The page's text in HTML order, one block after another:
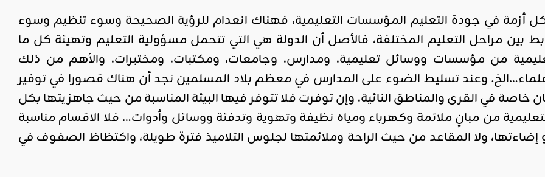
أزمة في جودة التعليم المؤسسات التعليمية، فهناك انعدام للرؤية الصحيحة وسوء تنظيم وسوء
بين مراحل التعليم المختلفة، فالأصل أن الدولة هي التي تتحمل مسؤولية التعليم وتهيئة كل ما
من مؤسسات ووسائل تعليمية، ومدارس، وجامعات، ومكتبات، ومختبرات، والأهم من ذلك
وعند تسليط الضوء على المدارس في معظم بلاد المسلمين نجد أن هناك قصورا في توفير
في القرى والمناطق النائية، وإن توفرت فلا تتوفر فيها البيئة المناسبة من حيث جاهزيتها بكل
من مبانٍ ملائمة وكهرباء ومياه نظيفة وتهوية وتدفئة ووسائل وأدوات… فلا الاقسام مناسبة
ولا المقاعد من حيث الراحة وملائمتها لجلوس التلاميذ فترة طويلة، واكتظاظ الصفوف في